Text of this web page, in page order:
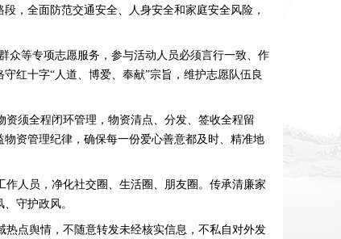
，全面防范交通安全、人身安全和家庭安全风险，
众等专项志愿服务，参与活动人员必须言行一致、作
红十字“人道、博爱、奉献”宗旨，维护志愿队伍良
须全程闭环管理，物资清点、分发、签收全程留
资管理纪律，确保每一份爱心善意都及时、精准地
人员，净化社交圈、生活圈、朋友圈。传承清廉家
守护政风。
点舆情，不随意转发未经核实信息，不私自对外发